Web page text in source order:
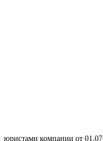
юристами компании от 01.07